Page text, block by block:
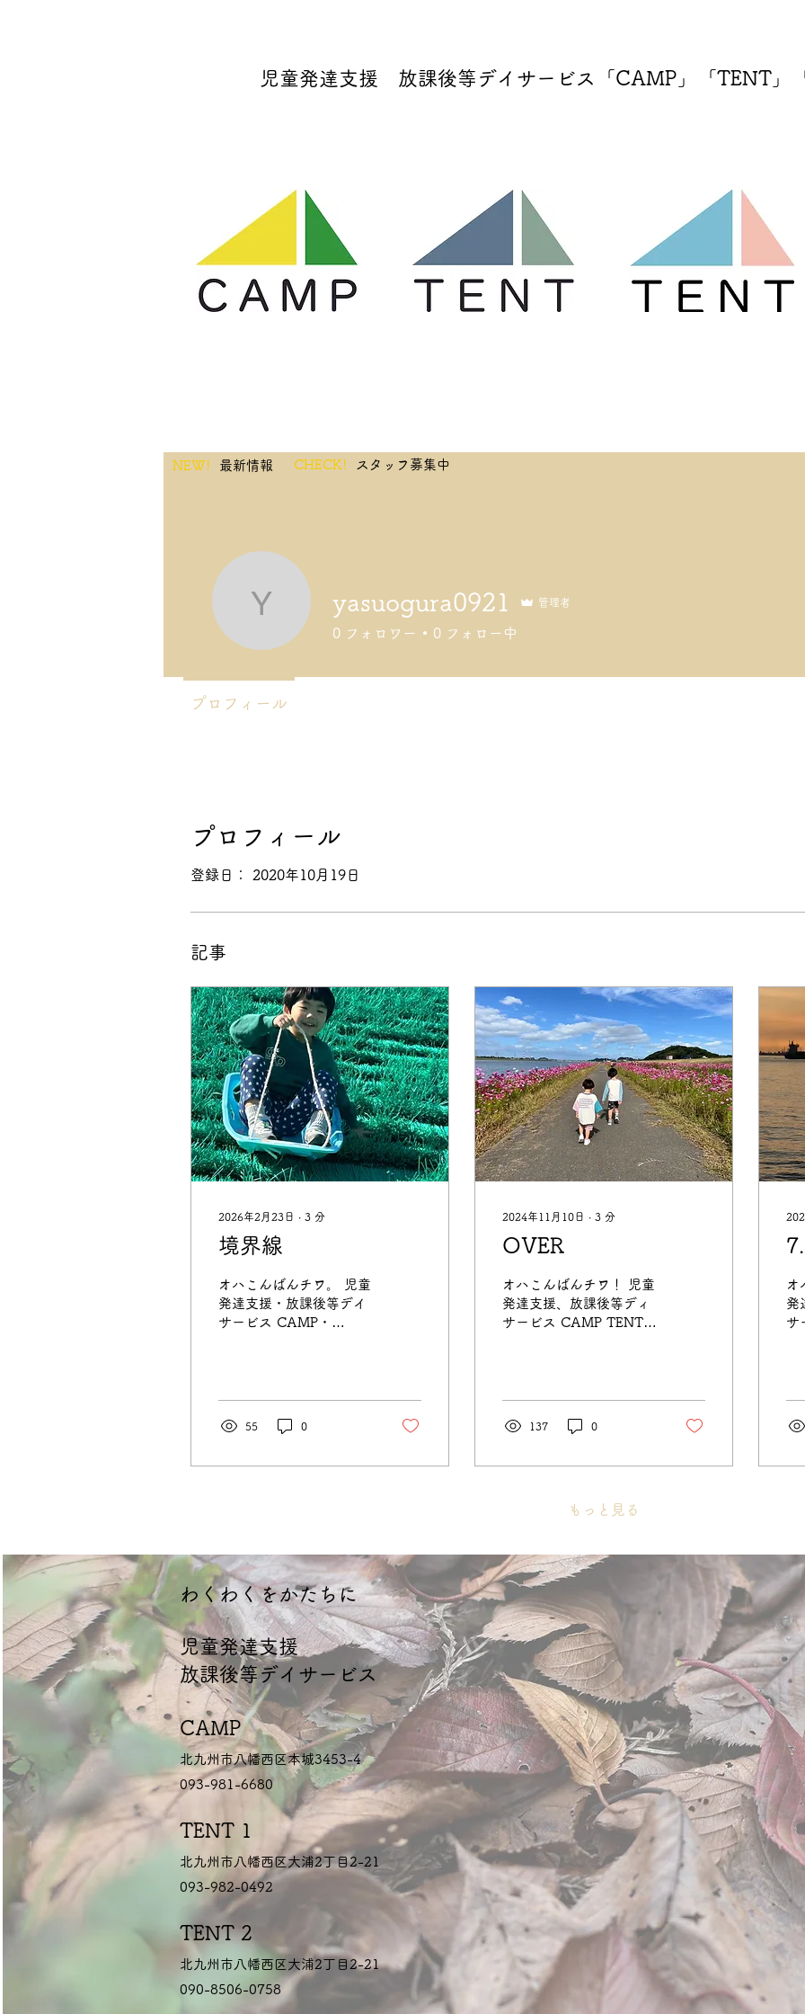
児童発達支援 放課後等デイサービス「CAMP」「TENT」
NEW! 最新情報 CHECK! スタッフ募集中
プロフィール
登録日： 2020年10月19日
記事
2026年2月23日 ∙ 3 分
境界線
オハこんばんチワ。 児童
発達支援・放課後等デイ
サービス CAMP・
ば、2024年の年末から
一年と少しぶりの投稿に
なります。 ２０２４年
AIや自動化が進み、 あら
ゆるものが効率よく、正
確に動くほどに、 人のぬ
くもりや手触りのような
ものが 少しずつ遠ざかっ
ていく寂しさも同時に感
じています。 2025年、
政治不信や物価上昇、 人
口減少や災害、世界情勢
の不安など、 どこか息苦
しい空気をまとった一年
だったように思います。
SNSを開けば、 知らなく
てもよかった裏側が流れ
込み、 怒りや無力感に心
が揺さぶられることも 少
なくありませんでした。
そんな中、戦後80年を機
に、 大好きなNujabesの
楽曲に歌詞が添えられ、
ZORNの「戦争と少女」
が世に出ました。 その曲
を聴きながら、 この平和
が決して当たり前ではな
55 0
2024年11月10日 ∙ 3 分
OVER
オハこんばんチワ！ 児童
発達支援、放課後等ディ
サービス CAMP TENT1
立冬へ…冬の足音と共に
年末の気配を感じる今日
この頃…気が付けば、2
137 0
オ
発
サ
旬
もっと見る
yasuogura0921
yasuogura0921 管理者
0 フォロワー 0 フォロー中
プロフィール
​児童発達支援
放課後等デイサービス
CAMP
北九州市八幡西区本城3453-4
093-981-6680
​わくわくをかたちに
TENT 1
北九州市八幡西区大浦2丁目2-21
093-982-0492
TENT 2
北九州市八幡西区大浦2丁目2-21
090-8506-0758